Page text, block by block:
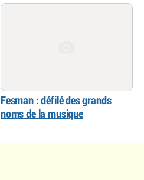
Fesman : défilé des grands
noms de la musique